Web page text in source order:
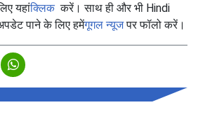
यहांक्लिककरें। साथ ही और भी Hindi
पाने के लिए हमेंगूगल न्यूजपर फॉलो करें।